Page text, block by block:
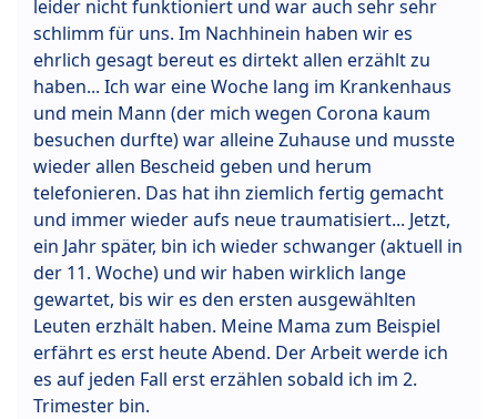
leider nicht funktioniert und war auch sehr sehr
schlimm für uns. Im Nachhinein haben wir es
ehrlich gesagt bereut es dirtekt allen erzählt zu
haben... Ich war eine Woche lang im Krankenhaus
und mein Mann (der mich wegen Corona kaum
besuchen durfte) war alleine Zuhause und musste
wieder allen Bescheid geben und herum
telefonieren. Das hat ihn ziemlich fertig gemacht
und immer wieder aufs neue traumatisiert... Jetzt,
ein Jahr später, bin ich wieder schwanger (aktuell in
der 11. Woche) und wir haben wirklich lange
gewartet, bis wir es den ersten ausgewählten
Leuten erzhält haben. Meine Mama zum Beispiel
erfährt es erst heute Abend. Der Arbeit werde ich
es auf jeden Fall erst erzählen sobald ich im 2.
Trimester bin.